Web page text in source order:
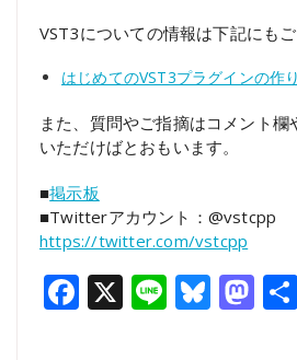
VST3についての情報は下記にもご
はじめてのVST3プラグインの作り
また、質問やご指摘はコメント欄
いただけばとおもいます。
■掲示板
■Twitterアカウント：
https://twitter.com/vstcpp
Facebook
X Line